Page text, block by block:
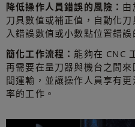
降低操作人員錯誤的風險： 由
刀具數值或補正值，自動化
入錯誤數值或小數點位置錯誤
簡化工作流程： 能夠在 CNC
再需要在量刀器與機台之間
間運輸，並讓操作人員享有
率的工作。